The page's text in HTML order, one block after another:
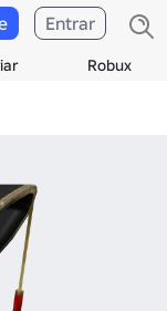
Robux
Entrar